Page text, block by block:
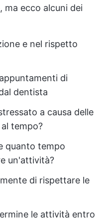
ma ecco alcuni dei
e nel rispetto
di
dentista
a causa delle
tempo?
quanto tempo
un'attività?
di rispettare le
le attività entro